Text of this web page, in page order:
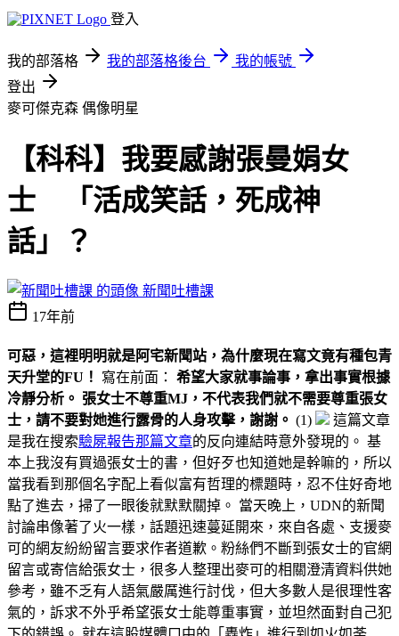
登入
我的部落格 我的部落格後台
我的帳號
登出
麥可傑克森 偶像明星
【科科】我要感謝張曼娟女
士 「活成笑話，死成神
話」？
新聞吐槽課
17年前
可惡，這裡明明就是阿宅新聞站，為什麼現在寫文竟有種包青
天升堂的FU！
寫在前面： 希望大家就事論事，拿出事實根據
冷靜分析。 張女士不尊重MJ，不代表我們就不需要尊重張女
士，請不要對她進行露骨的人身攻擊，謝謝。 (1)
這篇文章
是我在搜索驗屍報告那篇文章的反向連結時意外發現的。 基
本上我沒有買過張女士的書，但好歹也知道她是幹嘛的，所以
當我看到那個名字配上看似富有哲理的標題時，忍不住好奇地
點了進去，掃了一眼後就默默關掉。 當天晚上，UDN的新聞
討論串像著了火一樣，話題迅速蔓延開來，來自各處、支援麥
可的網友紛紛留言要求作者道歉。粉絲們不斷到張女士的官網
留言或寄信給張女士，很多人整理出麥可的相關澄清資料供她
參考，雖不乏有人語氣嚴厲進行討伐，但大多數人是很理性客
氣的，訴求不外乎希望張女士能尊重事實，並坦然面對自己犯